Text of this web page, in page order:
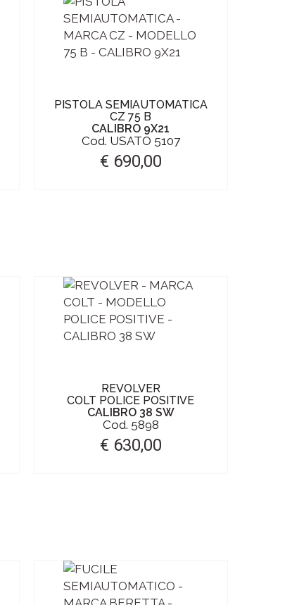
PISTOLA SEMIAUTOMATICA
CZ 75 B
CALIBRO 9X21
Cod. USATO 5107
€ 690,00
REVOLVER
COLT POLICE POSITIVE
CALIBRO 38 SW
Cod. 5898
€ 630,00